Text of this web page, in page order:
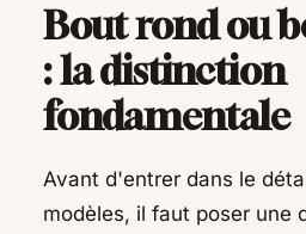
Bout rond ou
: la distinction
fondamentale
Avant d'entrer dans le
modèles, il faut poser une